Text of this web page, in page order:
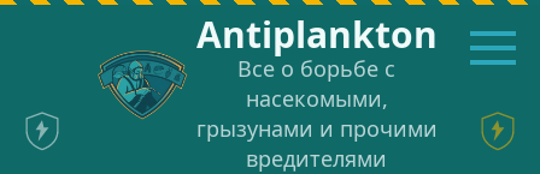
Перейти
Аntiplankton
Все о борьбе с
насекомыми,
грызунами и прочими
вредителями